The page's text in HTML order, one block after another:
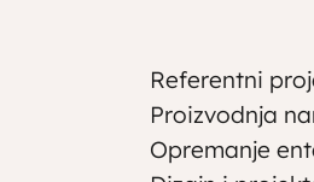
Referentni
Proizvodnja
Opremanje